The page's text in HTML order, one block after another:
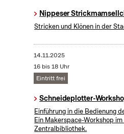
Nippeser
Stricken und Klönen in der
14.11.2025
16 bis 18 Uhr
Eintritt frei
Schneideplotter-
​Einführung in die Bedienung
Ein Makerspace-Workshop
Zentralbibliothek.